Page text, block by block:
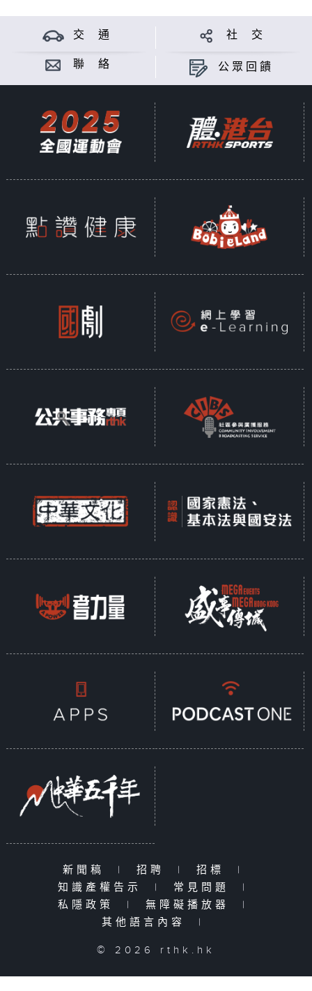
交 通 社 交
聯 絡 公眾回饋
新聞稿 | 招聘 | 招標
|
知識產權告示
| 常見問題
|
私隱政策
| 無障礙播放器
|
其他語言內容
|
© 2026 rthk.hk